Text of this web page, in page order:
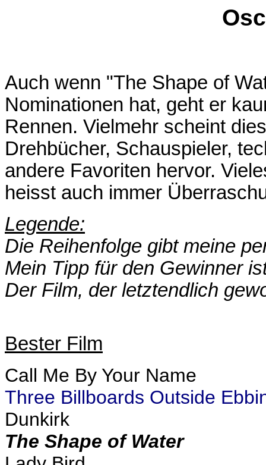
Auch wenn "The Shape of
Nominationen hat, geht er
Rennen. Vielmehr scheint
Drehbücher, Schauspieler,
andere Favoriten hervor.
heisst auch immer
Legende:
Die Reihenfolge gibt meine
Mein Tipp für den Gewinner
Der Film, der letztendlich
Bester Film
Call Me By Your Name
Three Billboards Outside
Dunkirk
The Shape of Water